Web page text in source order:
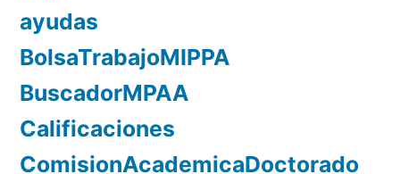
ayudas
BolsaTrabajoMIPPA
BuscadorMPAA
Calificaciones
ComisionAcademicaDoctorado